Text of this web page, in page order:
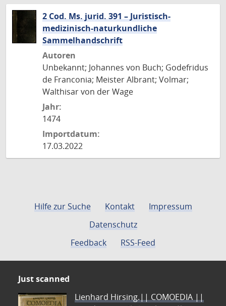
2 Cod. Ms. jurid. 391 – Juristisch-
medizinisch-naturkundliche
Sammelhandschrift
Autoren
Unbekannt; Johannes von Buch; Godefridus
de Franconia; Meister Albrant; Volmar;
Walthisar von der Wage
Jahr:
1474
Importdatum:
17.03.2022
Hilfe zur Suche Kontakt
Impressum
Datenschutz
Feedback
RSS-Feed
Just scanned
Lienhard Hirsing.|| COMOEDIA ||